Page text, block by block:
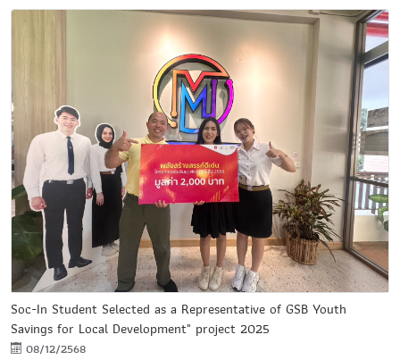
Soc-In Student Selected as a Representative of GSB Youth
Savings for Local Development" project 2025
08/12/2568